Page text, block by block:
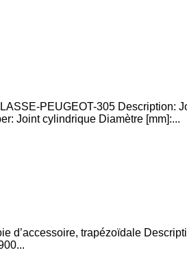
PEUGEOT-305 Description:
Joint cylindrique Diamètre [mm]:...
d’accessoire, trapézoïdale